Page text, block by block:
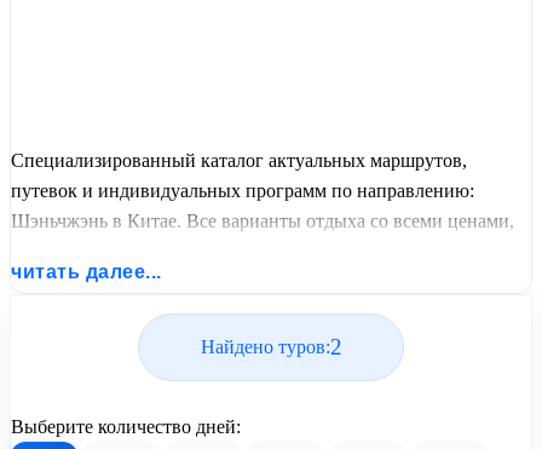
Специализированный каталог актуальных маршрутов,
путевок и индивидуальных программ по направлению:
Шэньчжэнь в Китае. Все варианты отдыха со всеми ценами,
графиком заездов от United Travel Systems.
читать далее...
Найдено туров:2
Выберите количество дней: